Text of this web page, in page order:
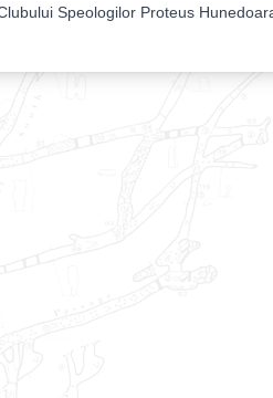
Speologilor Proteus